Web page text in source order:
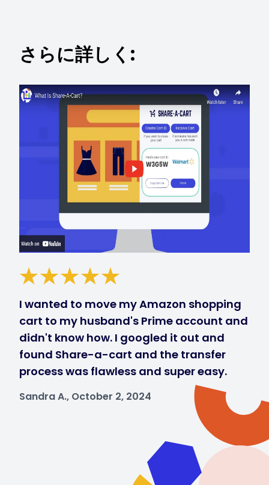
さらに詳しく:
I wanted to move my Amazon shopping
cart to my husband's Prime account and
didn't know how. I googled it out and
found Share-a-cart and the transfer
process was flawless and super easy.
Sandra A., October 2, 2024